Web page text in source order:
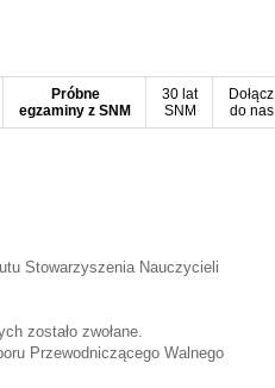
Próbne
egzaminy z SNM
30 lat
SNM
Dołącz
do nas
Stowarzyszenia Nauczycieli
zostało zwołane.
Przewodniczącego Walnego